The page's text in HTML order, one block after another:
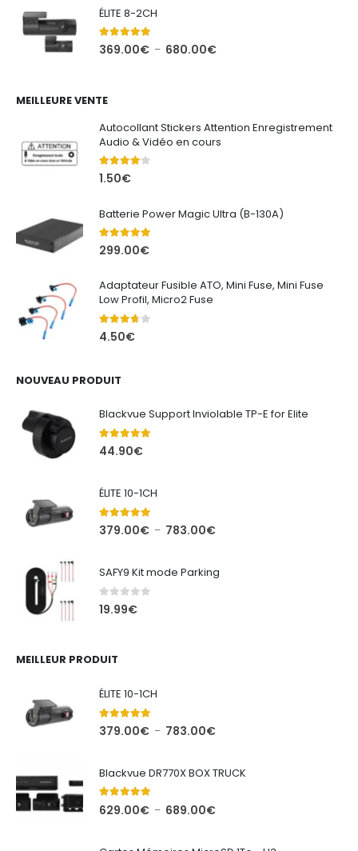
622.00€
ÉLITE 8-2CH
5.00out of 5
369.00€ – 680.00€Plage
680.00€
MEILLEURE VENTE
Autocollant Stickers Attention Enregistrement
Audio & Vidéo en cours
4.00out of 5
1.50€
Batterie Power Magic Ultra (B-130A)
5.00out of 5
299.00€
Adaptateur Fusible ATO, Mini Fuse, Mini Fuse
Low Profil, Micro2 Fuse
3.67out of 5
4.50€
NOUVEAU PRODUIT
Blackvue Support Inviolable TP-E for Elite
5.00out of 5
44.90€
ÉLITE 10-1CH
5.00out of 5
379.00€ – 783.00€Plage
379.00€
SAFY9 Kit mode Parking
0out of 5
19.99€
MEILLEUR PRODUIT
ÉLITE 10-1CH
5.00out of 5
379.00€ – 783.00€Plage
379.00€
783.00€
Blackvue DR770X BOX TRUCK
5.00out of 5
629.00€ – 689.00€Plage